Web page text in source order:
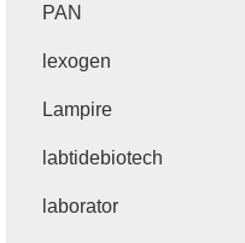
PAN
lexogen
Lampire
labtidebiotech
laborator